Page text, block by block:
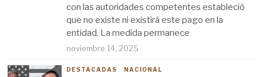
con las autoridades competentes estableció
que no existe ni existirá este pago en la
entidad. La medida permanece
noviembre 14, 2025
DESTACADAS · NACIONAL